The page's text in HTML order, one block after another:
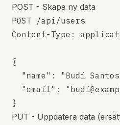
POST - Skapa ny data
POST /api/users
Content-Type:
{
"name": "Budi
"email":
PUT - Uppdatera data